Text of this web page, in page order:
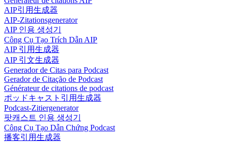
AIP引用生成器
AIP-Zitationsgenerator
AIP 인용 생성기
Công Cụ Tạo Trích Dẫn AIP
AIP 引用生成器
AIP 引文生成器
Generador de Citas para Podcast
Gerador de Citação de Podcast
Générateur de citations de podcast
ポッドキャスト引用生成器
Podcast-Zitiergenerator
팟캐스트 인용 생성기
Công Cụ Tạo Dẫn Chứng Podcast
播客引用生成器